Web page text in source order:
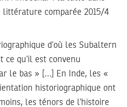
littérature comparée 2015/4
d’où les Subaltern
ce qu’il est convenu
le bas » […] En Inde, les «
historiographique ont
les ténors de l’histoire